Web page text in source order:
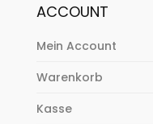
ACCOUNT
Mein Account
Warenkorb
Kasse